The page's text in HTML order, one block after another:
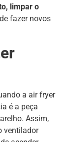
limpar o
fazer novos
a air fryer
é a peça
Assim,
ventilador